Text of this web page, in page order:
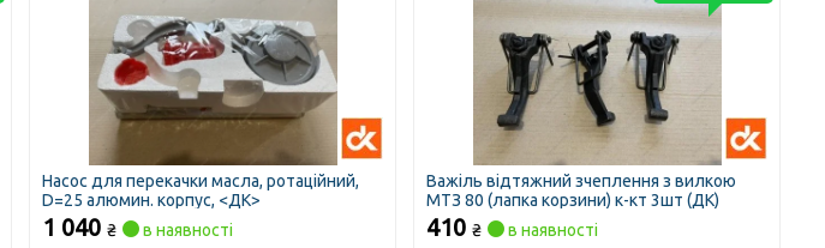
Насос для перекачки масла, ротаційний,
D=25 алюмин. корпус, <ДК>
1 040₴
в наявності
Важіль відтяжний зчеплення з вилкою
МТЗ 80 (лапка корзини) к-кт 3шт (ДК)
410₴
в наявності